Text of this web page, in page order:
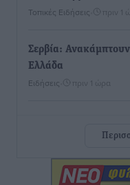
Τοπικές Ειδήσεις πριν 1
Σερβία: Ανακάμπτουν
Ελλάδα
Ειδήσεις πριν 1 ώρα
πριν 1
Ρόδος: